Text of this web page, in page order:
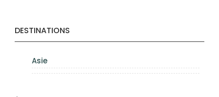
DESTINATIONS
Asie